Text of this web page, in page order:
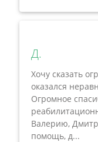
Д.
Хочу сказать
оказался
Огромное
Валерию,
помощь, д...